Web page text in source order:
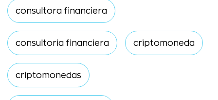
consultora financiera
consultoria financiera criptomoneda
criptomonedas